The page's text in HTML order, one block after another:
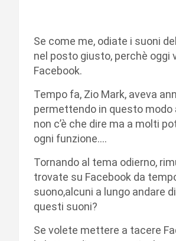
Se come me, odiate i suoni
nel posto giusto, perchè oggi
Facebook.
Tempo fa, Zio Mark, aveva
permettendo in questo modo
non c’è che dire ma a molti
ogni funzione….
Tornando al tema odierno,
trovate su Facebook da
suono,alcuni a lungo andare
questi suoni?
Se volete mettere a tacere